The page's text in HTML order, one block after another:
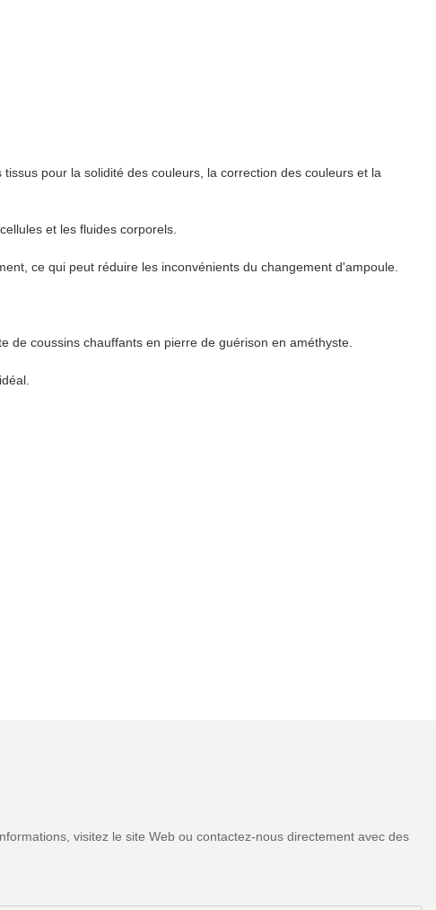
pour la solidité des couleurs, la correction des couleurs et la
et les fluides corporels.
ce qui peut réduire les inconvénients du changement d'ampoule.
de coussins chauffants en pierre de guérison en améthyste.
visitez le site Web ou contactez-nous directement avec des